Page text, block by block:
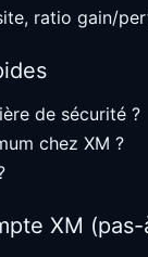
ratio gain/
de sécurité ?
chez XM ?
XM (pas-